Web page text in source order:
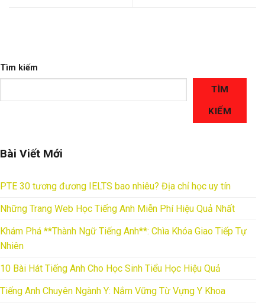
Tìm kiếm
TÌM
KIẾM
Bài Viết Mới
PTE 30 tương đương IELTS bao nhiêu? Địa chỉ học uy tín
Những Trang Web Học Tiếng Anh Miễn Phí Hiệu Quả Nhất
Khám Phá **Thành Ngữ Tiếng Anh**: Chìa Khóa Giao Tiếp Tự
Nhiên
10 Bài Hát Tiếng Anh Cho Học Sinh Tiểu Học Hiệu Quả
Tiếng Anh Chuyên Ngành Y: Nắm Vững Từ Vựng Y Khoa